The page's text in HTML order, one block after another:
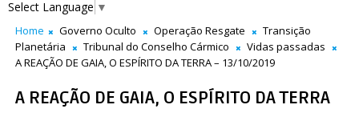
Select Language ▼
Home Governo Oculto Operação Resgate
Transição
Planetária
Tribunal do Conselho Cármico
Vidas passadas
A REAÇÃO DE GAIA, O ESPÍRITO DA TERRA – 13/10/2019
A REAÇÃO DE GAIA, O ESPÍRITO DA TERRA